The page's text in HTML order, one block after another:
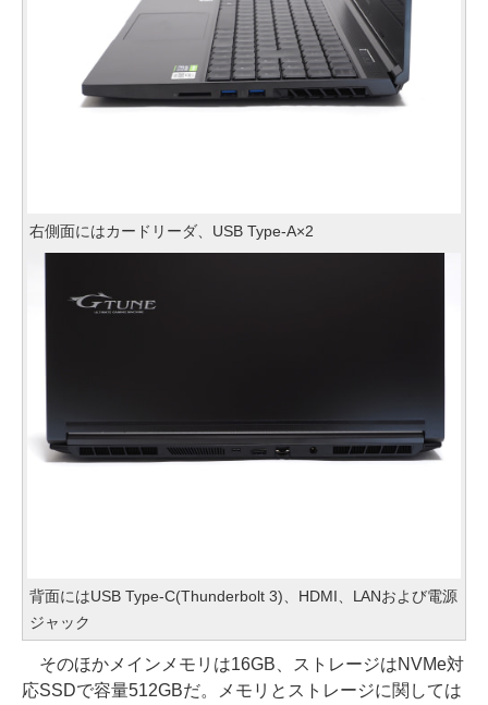
右側面にはカードリーダ、USB Type-A×2
背面にはUSB Type-C(Thunderbolt 3)、HDMI、LANおよび電源
ジャック
そのほかメインメモリは16GB、ストレージはNVMe対
応SSDで容量512GBだ。メモリとストレージに関しては